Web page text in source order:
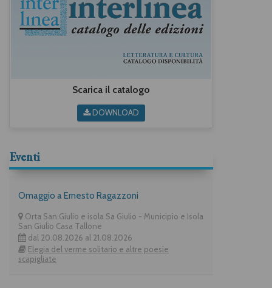
Scarica il catalogo
DOWNLOAD
Eventi
Omaggio a Ernesto Ragazzoni
Orta San Giulio e isola Sa Giulio - Municipio e Isola
San Giulio Casa Tallone
dal 20.08.2026 al 21.08.2026
Elegia del verme solitario e altre poesie
scapigliate